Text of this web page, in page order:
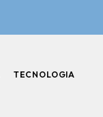
TECNOLOGIA